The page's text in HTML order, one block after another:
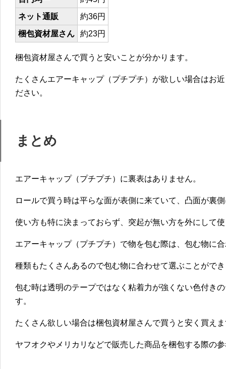
ネット通販
約36円
梱包資材屋さん
約23円
梱包資材屋さんで買うと安いことが分かります。
たくさんエアーキャップ（プチプチ）が欲しい場合はお
ださい。
まとめ
エアーキャップ（プチプチ）に裏表はありません。
ロールで買う時は平らな面が表側に来ていて、凸面が裏
使い方も特に決まっておらず、突起が無い方を外にして
エアーキャップ（プチプチ）で物を包む際は、包む物に
種類もたくさんあるので包む物に合わせて選ぶことがで
包む時は透明のテープではなく粘着力が強くない色付き
す。
たくさん欲しい場合は梱包資材屋さんで買うと安く買え
ヤフオクやメリカリなどで販売した商品を梱包する際の